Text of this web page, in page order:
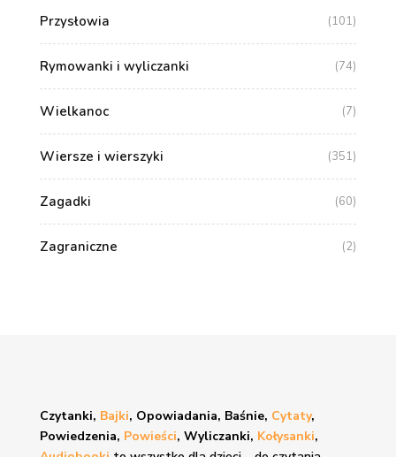
Przysłowia (101)
Rymowanki i wyliczanki (74)
Wielkanoc (7)
Wiersze i wierszyki (351)
Zagadki (60)
Zagraniczne (2)
Czytanki, Bajki, Opowiadania, Baśnie, Cytaty,
Powiedzenia, Powieści, Wyliczanki, Kołysanki,